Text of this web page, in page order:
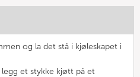
og la det stå i kjøleskapet i
et stykke kjøtt på et